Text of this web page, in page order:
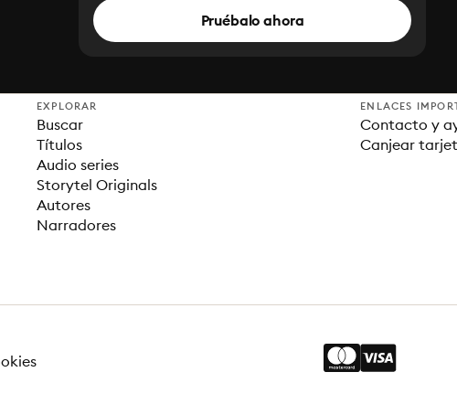
Pruébalo ahora
EXPLORAR
Buscar
Títulos
Audio series
Storytel Originals
Autores
Narradores
ENLACES
Contacto y
Canjear